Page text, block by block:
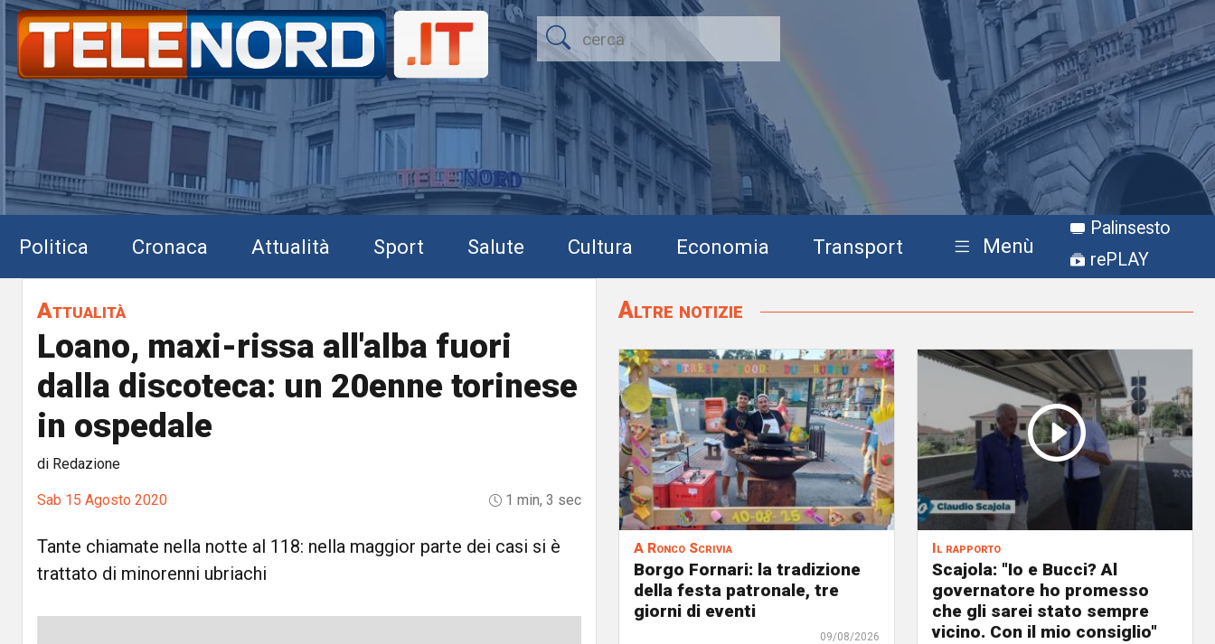
Politica Cronaca Attualità Sport Salute Cultura Economia Transport Menù
Palinsesto
rePLAY
Attualità
Loano, maxi-rissa all'alba fuori
dalla discoteca: un 20enne torinese
in ospedale
di Redazione
Sab 15 Agosto 2020 1 min, 3 sec
Tante chiamate nella notte al 118: nella maggior parte dei casi si è
trattato di minorenni ubriachi
Altre notizie
A Ronco Scrivia
Borgo Fornari: la tradizione
della festa patronale, tre
giorni di eventi
09/08/2026
Il rapporto
Scajola: "Io e Bucci? Al
governatore ho promesso
che gli sarei stato sempre
vicino. Con il mio consiglio"